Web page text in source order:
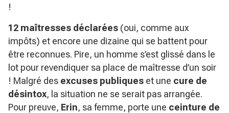
!
12 maîtresses déclarées (oui, comme aux
impôts) et encore une dizaine qui se battent pour
être reconnues. Pire, un homme s’est glissé dans le
lot pour revendiquer sa place de maîtresse d’un soir
! Malgré des excuses publiques et une cure de
désintox, la situation ne se serait pas arrangée.
Pour preuve, Erin, sa femme, porte une ceinture de